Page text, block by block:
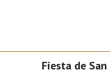
Fiesta de